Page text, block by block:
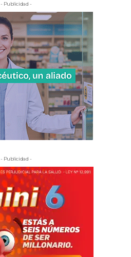
- Publicidad -
- Publicidad -